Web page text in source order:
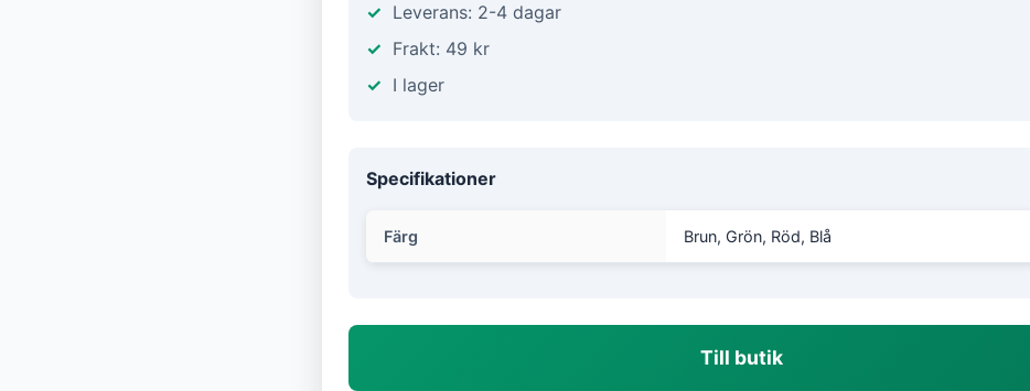
Leverans: 2-4 dagar
Frakt: 49 kr
I lager
Specifikationer
Färg Brun, Grön, Röd, Blå
Till butik